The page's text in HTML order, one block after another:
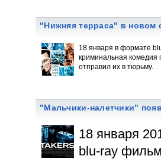
"Нижняя терраса" в новом
18 января в формате
криминальная комедия
отправил их в тюрьму.
"Мальчики-налетчики"
18 января
blu-ray